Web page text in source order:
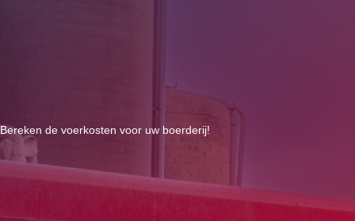
Bereken de voerkosten voor uw boerderij!